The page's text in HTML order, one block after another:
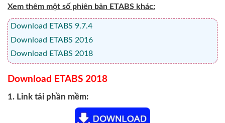
Xem thêm một số phiên bản ETABS khác:
Download ETABS 9.7.4
Download ETABS 2016
Download ETABS 2018
Download ETABS 2018
1. Link tải phần mềm: